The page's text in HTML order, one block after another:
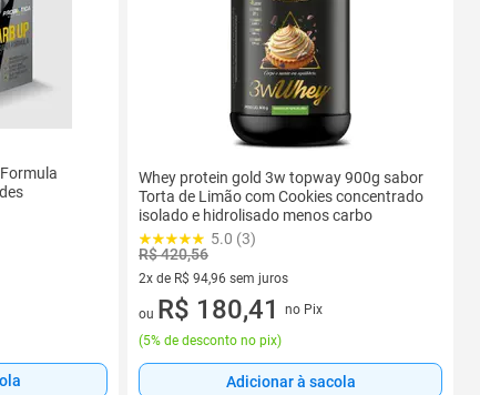
Whey protein gold 3w topway 900g sabor
Torta de Limão com Cookies concentrado
isolado e hidrolisado menos carbo
5.0 (3)
R$ 420,56
2x de R$ 94,96 sem juros
2 vez de R$ 94,96 sem juros
ou R$ 180,41
no Pix
(5% de desconto no pix)
Adicionar à sacola